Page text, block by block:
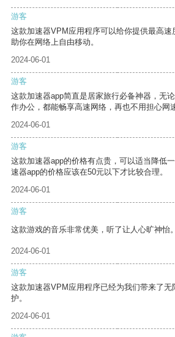
游客
这款加速器VPM应用程序可以给你提供最高
助你在网络上自由移动。
2024-06-01
游客
这款加速器app简直是居家旅行必备神器，无
作办公，都能畅享高速网络，再也不用担心网
2024-06-01
游客
这款加速器app的价格有点贵，可以适当降低
速器app的价格应该在50元以下才比较合理。
2024-06-01
游客
这款游戏的音乐非常优美，听了让人心旷神怡。
2024-06-01
游客
这款加速器VPM应用程序已经为我们带来了
护。
2024-06-01